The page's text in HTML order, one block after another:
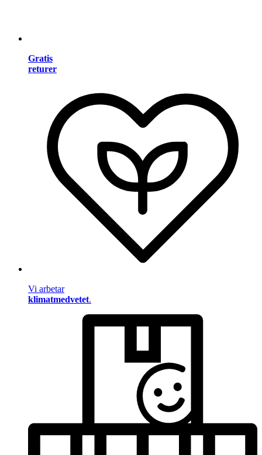
Gratis
returer
Vi arbetar
klimatmedvetet.